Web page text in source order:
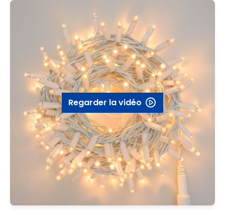
Regarder la vidéo